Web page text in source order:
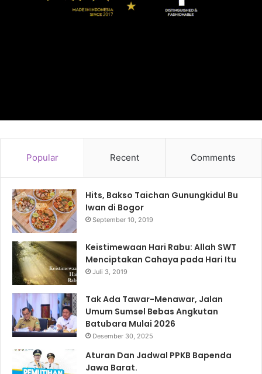
Popular Recent Comments
Hits, Bakso Taichan Gunungkidul Bu
Iwan di Bogor
September 10, 2019
Keistimewaan Hari Rabu: Allah SWT
Menciptakan Cahaya pada Hari Itu
Juli 3, 2019
Tak Ada Tawar-Menawar, Jalan
Umum Sumsel Bebas Angkutan
Batubara Mulai 2026
Desember 30, 2025
Aturan Dan Jadwal PPKB Bapenda
Jawa Barat.